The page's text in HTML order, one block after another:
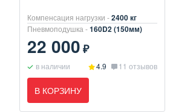
Компенсация нагрузки -2400 кг
Пневмоподушка -160D2 (150мм)
22 000₽
в наличии 4.9 11 отзывов
В КОРЗИНУ